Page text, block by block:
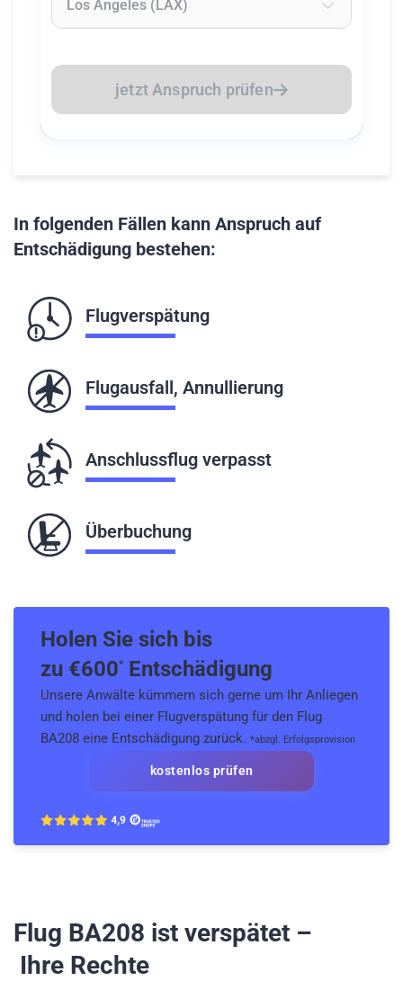
jetzt Anspruch prüfen
In folgenden Fällen kann Anspruch auf
Entschädigung bestehen:
Flugverspätung
Flugausfall, Annullierung
Anschlussflug verpasst
Überbuchung
Holen Sie sich bis
zu €600*Entschädigung
Unsere Anwälte kümmern sich gerne um Ihr Anliegen
und holen bei einer Flugverspätung für den Flug
BA208 eine Entschädigung zurück. *abzgl. Erfolgsprovision
kostenlos prüfen
Flug BA208 ist verspätet –
Ihre Rechte